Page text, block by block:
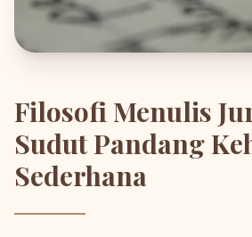
Filosofi Menulis
Sudut Pandang
Sederhana